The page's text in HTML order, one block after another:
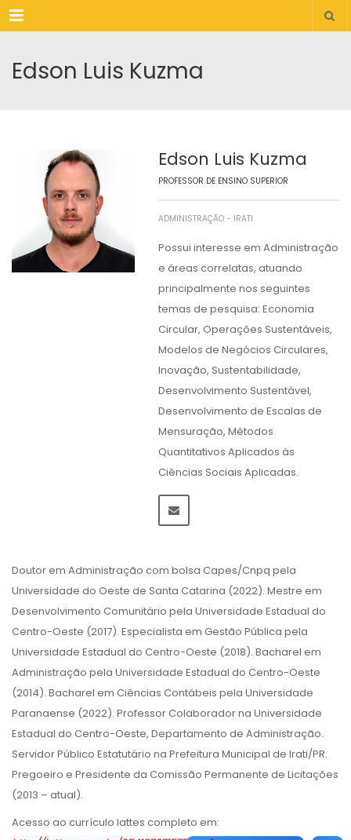
Menu
Edson Luis Kuzma
Edson Luis Kuzma
PROFESSOR DE ENSINO SUPERIOR
ADMINISTRAÇÃO - IRATI
Possui interesse em Administração
e áreas correlatas, atuando
principalmente nos seguintes
temas de pesquisa: Economia
Circular, Operações Sustentáveis,
Modelos de Negócios Circulares,
Inovação, Sustentabilidade,
Desenvolvimento Sustentável,
Desenvolvimento de Escalas de
Mensuração, Métodos
Quantitativos Aplicados às
Ciências Sociais Aplicadas.
Doutor em Administração com bolsa Capes/Cnpq pela
Universidade do Oeste de Santa Catarina (2022). Mestre em
Desenvolvimento Comunitário pela Universidade Estadual do
Centro-Oeste (2017). Especialista em Gestão Pública pela
Universidade Estadual do Centro-Oeste (2018). Bacharel em
Administração pela Universidade Estadual do Centro-Oeste
(2014). Bacharel em Ciências Contábeis pela Universidade
Paranaense (2022). Professor Colaborador na Universidade
Estadual do Centro-Oeste, Departamento de Administração.
Servidor Público Estatutário na Prefeitura Municipal de Irati/PR.
Pregoeiro e Presidente da Comissão Permanente de Licitações
(2013 – atual).
Acesso ao currículo lattes completo em: